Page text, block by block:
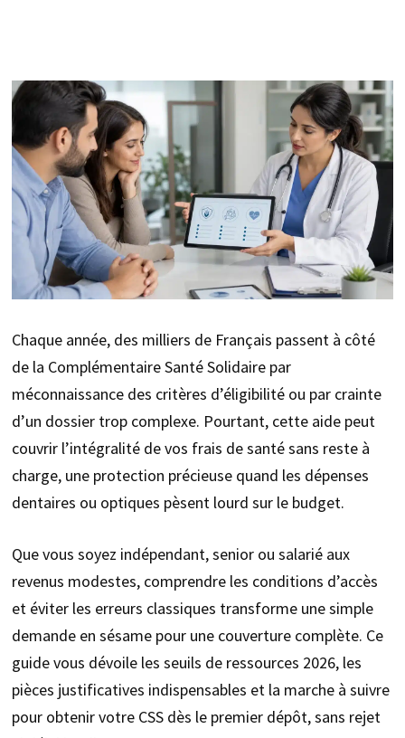
Chaque année, des milliers de Français passent à côté
de la Complémentaire Santé Solidaire par
méconnaissance des critères d’éligibilité ou par crainte
d’un dossier trop complexe. Pourtant, cette aide peut
couvrir l’intégralité de vos frais de santé sans reste à
charge, une protection précieuse quand les dépenses
dentaires ou optiques pèsent lourd sur le budget.
Que vous soyez indépendant, senior ou salarié aux
revenus modestes, comprendre les conditions d’accès
et éviter les erreurs classiques transforme une simple
demande en sésame pour une couverture complète. Ce
guide vous dévoile les seuils de ressources 2026, les
pièces justificatives indispensables et la marche à suivre
pour obtenir votre CSS dès le premier dépôt, sans rejet